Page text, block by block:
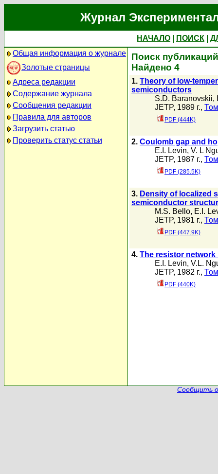
Журнал
НАЧАЛО ПОИСК
Общая информация о журнале
Золотые страницы
Адреса редакции
Содержание журнала
Сообщения редакции
Правила для авторов
Загрузить статью
Проверить статус статьи
Поиск
Найдено 4
1. Theory of low-
semiconductors
S.D. Baranovskii,
JETP, 1989 г.,
PDF (444K)
2. Coulomb gap and
E.I. Levin, V. L
JETP, 1987 г.,
PDF (285.5K)
3. Density of localized
semiconductor
M.S. Bello, E.I.
JETP, 1981 г.,
PDF (447.9K)
4. The resistor
E.I. Levin, V.L.
JETP, 1982 г.,
PDF (440K)
Сообщить о